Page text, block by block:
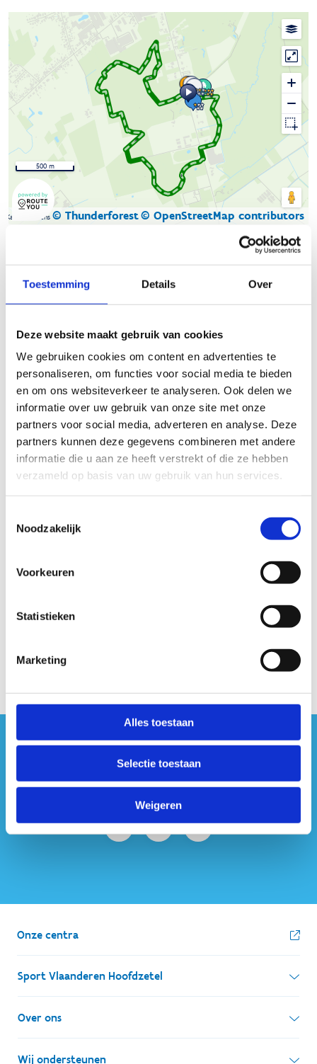
Toestemming Details Over
Deze website maakt gebruik van cookies
We gebruiken cookies om content en advertenties te
personaliseren, om functies voor social media te bieden
en om ons websiteverkeer te analyseren. Ook delen we
informatie over uw gebruik van onze site met onze
partners voor social media, adverteren en analyse. Deze
partners kunnen deze gegevens combineren met andere
informatie die u aan ze heeft verstrekt of die ze hebben
verzameld op basis van uw gebruik van hun services.
Noodzakelijk
Voorkeuren
Statistieken
Marketing
Alles toestaan
Selectie toestaan
Weigeren
Kaartgegevens © Thunderforest© OpenStreetMap contributors
500 m
Beschrijving van de route
De natuurloop vanBuggenhoutbosstart op de kasseiparking
waar links en rechts de loopparcours liggen. De parking is
gelegen vlak bij de 500 jaar oude boskapel waar destijds
volgens de legende 'jonker Jan De Rijcke, seer vroom in t
jagen, wiert hier van een wilt zwijn verslagen'.
Er zijn drie routes uitgestippeld van respectievelijk 4,1 (blauw),
4,7 (groen) en 6,1 (rood) km. Enkel voor de groene lus moet je
de baan oversteken. Je kan de routes makkelijk combineren.
De parcours zijn vlak en je gaat afwisselend over de porfier-
en zandpaden die door dit mooie bos lopen. De paden zijn
Startplaatsen
#sportersbelevenmeer
ook op sociale media
Onze centra
Sport Vlaanderen Hoofdzetel
Simon Bolivarlaan 17
1000 Brussel
Over ons
Wie zijn we, wat doen we
Wij ondersteunen